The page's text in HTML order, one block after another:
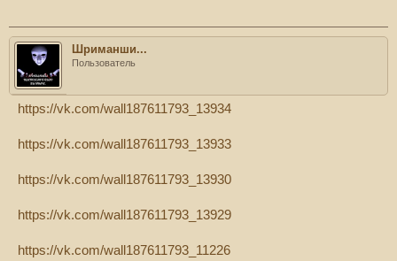
Шриманши...
Пользователь
https://vk.com/wall187611793_13934
https://vk.com/wall187611793_13933
https://vk.com/wall187611793_13930
https://vk.com/wall187611793_13929
https://vk.com/wall187611793_11226